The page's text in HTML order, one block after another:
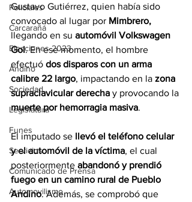
Policiales
Carcarañá
Elecciones 2023
Andino
Sociedad
Legislatura
Funes
Servicios
Comunicado de Prensa
Automovilismo
Gustavo Gutiérrez, quien había sido
convocado al lugar por Mimbrero,
llegando en su automóvil Volkswagen
Gol. En ese momento, el hombre
efectuó dos disparos con un arma
calibre 22 largo, impactando en la zona
supraclavicular derecha y provocando la
muerte por hemorragia masiva.
El imputado se llevó el teléfono celular
y el automóvil de la víctima, el cual
posteriormente abandonó y prendió
fuego en un camino rural de Pueblo
Andino. Además, se comprobó que